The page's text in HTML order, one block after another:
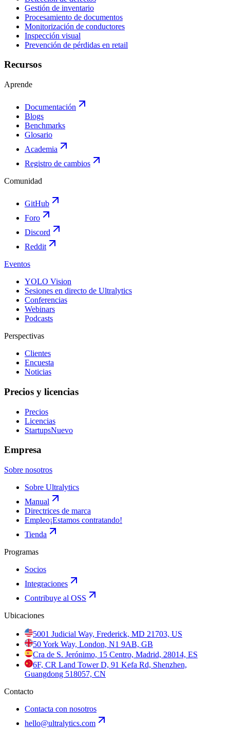
Gestión de inventario
Procesamiento de documentos
Monitorización de conductores
Inspección visual
Prevención de pérdidas en retail
Recursos
Aprende
Documentación
Blogs
Benchmarks
Glosario
Academia
Registro de cambios
Comunidad
GitHub
Foro
Discord
Reddit
Eventos
YOLO Vision
Sesiones en directo de Ultralytics
Conferencias
Webinars
Podcasts
Perspectivas
Clientes
Encuesta
Noticias
Precios y licencias
Precios
Licencias
StartupsNuevo
Empresa
Sobre nosotros
Sobre Ultralytics
Manual
Directrices de marca
Empleo¡Estamos contratando!
Tienda
Programas
Socios
Integraciones
Contribuye al OSS
Ubicaciones
5001 Judicial Way, Frederick, MD 21703, US
50 York Way, London, N1 9AB, GB
Cra de S. Jerónimo, 15 Centro, Madrid, 28014, ES
6F, CR Land Tower D, 91 Kefa Rd, Shenzhen,
Guangdong 518057, CN
Contacto
Contacta con nosotros
hello@ultralytics.com